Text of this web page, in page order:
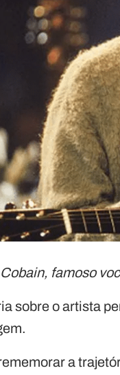
famoso
sobre o artista
a